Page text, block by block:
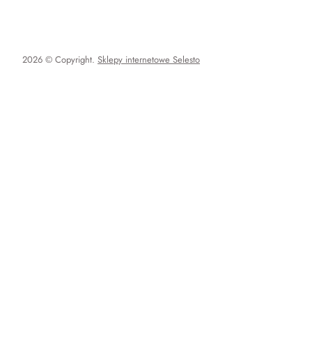
2026 © Copyright. Sklepy internetowe Selesto